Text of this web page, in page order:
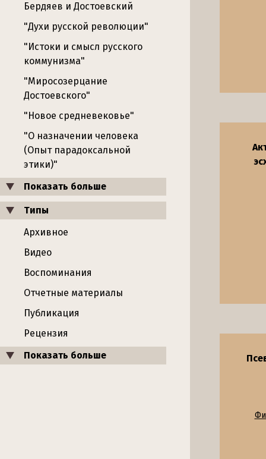
Бердяев и Достоевский
"Духи русской революции"
"Истоки и смысл русского
коммунизма"
"Миросозерцание
Достоевского"
"Новое средневековье"
"О назначении человека
(Опыт парадоксальной
этики)"
Показать больше
Типы
Архивное
Видео
Воспоминания
Отчетные материалы
Публикация
Рецензия
Показать больше